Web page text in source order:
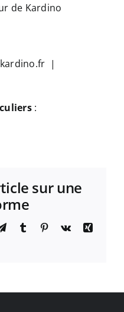
de Kardino
|
:
sur une
TelegramTumblr Pinterest
Vk
Xing